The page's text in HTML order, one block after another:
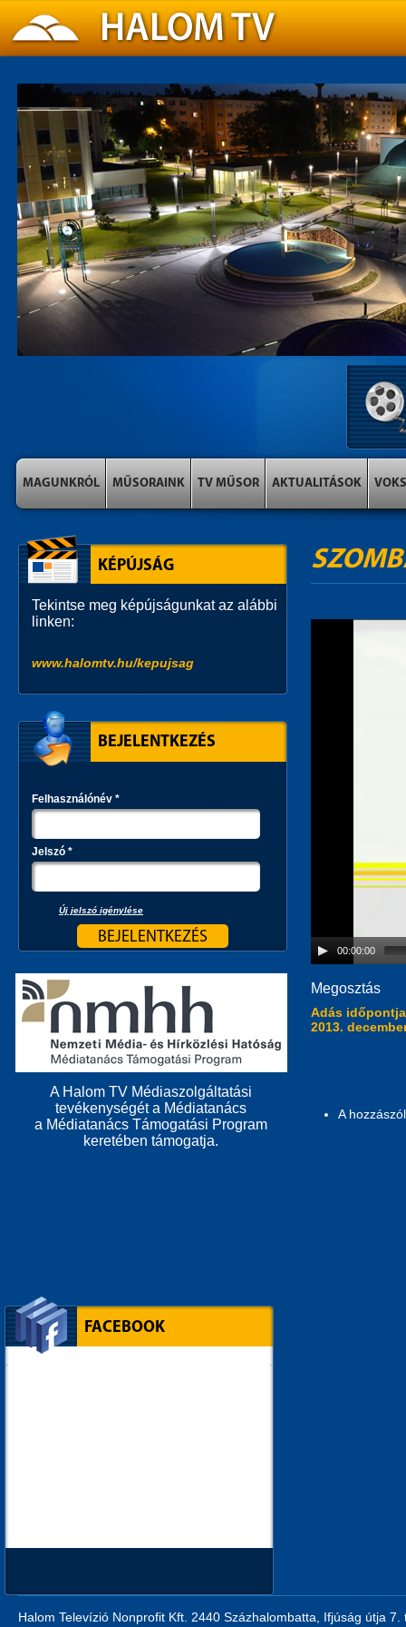
MAGUNKRÓL MŰSORAINK TV MŰSOR AKTUALITÁSOK VOKS
00:00:00
Megosztás
Adás
2013.
A
KÉPÚJSÁG
Tekintse meg képújságunkat az alábbi
linken:
www.halomtv.hu/kepujsag
BEJELENTKEZÉS
Felhasználónév *
Jelszó *
Új jelszó igénylése
A Halom TV Médiaszolgáltatási
tevékenységét a Médiatanács
a Médiatanács Támogatási Program
keretében támogatja.
FACEBOOK
Halom Televízió Nonprofit Kft. 2440 Százhalombatta, Ifjúság útja